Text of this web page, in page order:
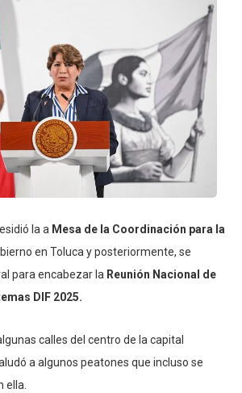
la a Mesa de la Coordinación para la
en Toluca y posteriormente, se
para encabezar la Reunión Nacional de
DIF 2025.
calles del centro de la capital
a algunos peatones que incluso se
ella.